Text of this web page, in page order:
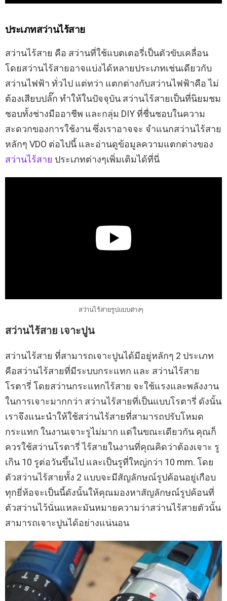
ประเภทสว่านไร้สาย
สว่านไร้สาย คือ สว่านที่ใช้แบตเตอรี่เป็นตัวขับเคลื่อน
โดยสว่านไร้สายอาจแบ่งได้หลายประเภทเช่นเดียวกับ
สว่านไฟฟ้า ทั่วไป แต่ทว่า แตกต่างกับสว่านไฟฟ้าคือ ไม่
ต้องเสียบปลั๊ก ทำให้ในปัจจุบัน สว่านไร้สายเป็นที่นิยมชม
ชอบทั้งช่างมืออาชีพ และกลุ่ม DIY ที่ชื่นชอบในความ
สะดวกของการใช้งาน ซึ่งเราอาจจะ จำแนกสว่านไร้สาย
หลักๆ VDO ต่อไปนี้ และอ่านดูข้อมูลความแตกต่างของ
สว่านไร้สาย ประเภทต่างๆเพิ่มเติมได้ที่นี่
สว่านไร้สายรูปแบบต่างๆ
สว่านไร้สาย เจาะปูน
สว่านไร้สาย ที่สามารถเจาะปูนได้มีอยู่หลักๆ 2 ประเภท
คือสว่านไร้สายที่มีระบบกระแทก และ สว่านไร้สาย
โรตารี่ โดยสว่านกระแทกไร้สาย จะใช้แรงและพลังงาน
ในการเจาะมากกว่า สว่านไร้สายที่เป็นแบบโรตารี่ ดังนั้น
เราจึงแนะนำให้ใช้สว่านไร้สายที่สามารถปรับโหมด
กระแทก ในงานเจาะรูไม่มาก แต่ในขณะเดียวกัน คุณก็
ควรใช้สว่านโรตารี่ ไร้สายในงานที่คุณคิดว่าต้องเจาะ รู
เกิน 10 รูต่อวันขึ้นไป และเป็นรูที่ใหญ่กว่า 10 mm. โดย
ตัวสว่านไร้สายทั้ง 2 แบบจะมีสัญลักษณ์รูปค้อนอยู่เกือบ
ทุกยี่ห้อจะเป็นนี้ดังนั้นให้คุณมองหาสัญลักษณ์รูปค้อนที่
ตัวสว่านไว้นั่นแหละมันหมายความว่าสว่านไร้สายตัวนั้น
สามารถเจาะปูนได้อย่างแน่นอน